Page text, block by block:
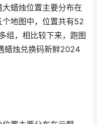
蜡烛位置主要分布在
地图中，位置共有52
组，相比较下来，跑图
蜡烛兑换码新鲜2024